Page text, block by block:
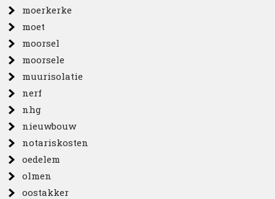
moerkerke
moet
moorsel
moorsele
muurisolatie
nerf
nhg
nieuwbouw
notariskosten
oedelem
olmen
oostakker